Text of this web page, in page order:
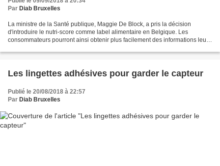
Par Diab Bruxelles
La ministre de la Santé publique, Maggie De Block, a pris la décision
d'introduire le nutri-score comme label alimentaire en Belgique. Les
consommateurs pourront ainsi obtenir plus facilement des informations leur
Les lingettes adhésives pour garder le capteur
Publié le 20/08/2018 à 22:57
Par Diab Bruxelles